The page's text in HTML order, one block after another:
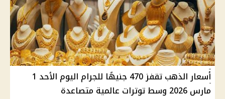
أسعار الذهب تقفز 470 جنيهًا للجرام اليوم الأحد 1
مارس 2026 وسط توترات عالمية متصاعدة